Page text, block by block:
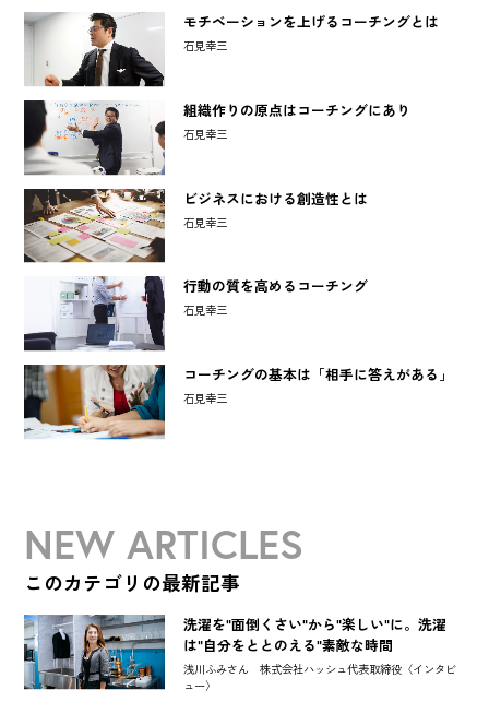
モチベーションを上げるコーチングとは
石見幸三
組織作りの原点はコーチングにあり
石見幸三
ビジネスにおける創造性とは
石見幸三
行動の質を高めるコーチング
石見幸三
コーチングの基本は「相手に答えがある」
石見幸三
NEW ARTICLES
このカテゴリの最新記事
洗濯を"面倒くさい"から"楽しい"に。洗濯
は"自分をととのえる"素敵な時間
浅川ふみさん 株式会社ハッシュ代表取締役〈インタビ
ュー〉